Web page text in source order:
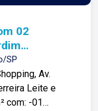
02
SP
Av.
Leite e